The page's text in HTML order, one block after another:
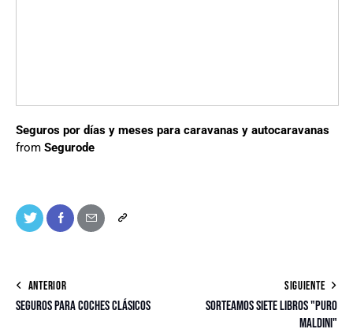
Seguros por días y meses para caravanas y autocaravanas
from Segurode
ANTERIOR
Seguros para coches clásicos
SIGUIENTE
Sorteamos SIETE libros "Puro
Maldini"